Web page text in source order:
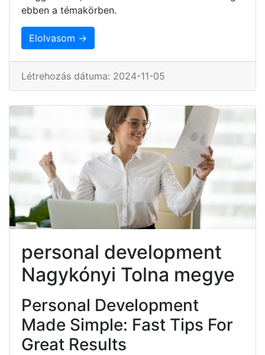
ebben a témakörben.
Elolvasom →
Létrehozás dátuma: 2024-11-05
personal development
Nagykónyi Tolna megye
Personal Development
Made Simple: Fast Tips For
Great Results